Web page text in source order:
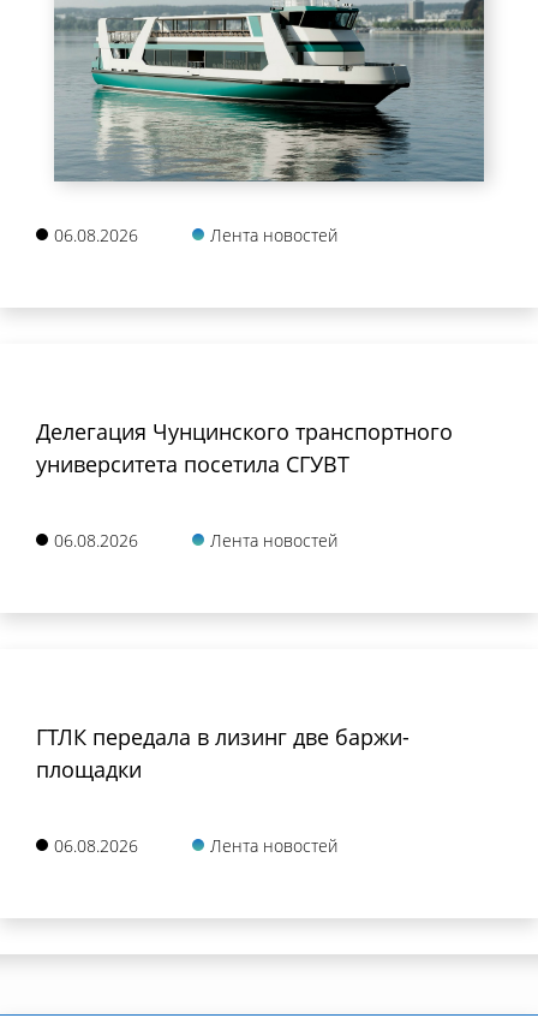
06.08.2026 Лента новостей
Делегация Чунцинского транспортного
университета посетила СГУВТ
06.08.2026 Лента новостей
ГТЛК передала в лизинг две баржи-
площадки
06.08.2026 Лента новостей